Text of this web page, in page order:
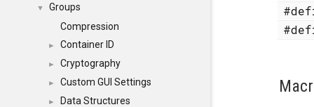
▼
Groups
Compression
► Container ID
► Cryptography
► Custom GUI Settings
► Data Structures